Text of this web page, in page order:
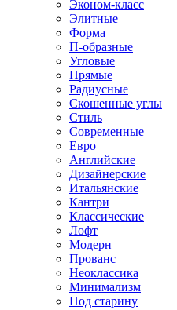
Эконом-класс
Элитные
Форма
П-образные
Угловые
Прямые
Радиусные
Скошенные углы
Стиль
Современные
Евро
Английские
Дизайнерские
Итальянские
Кантри
Классические
Лофт
Модерн
Прованс
Неоклассика
Минимализм
Под старину